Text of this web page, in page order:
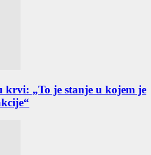
krvi: „To je stanje u kojem je